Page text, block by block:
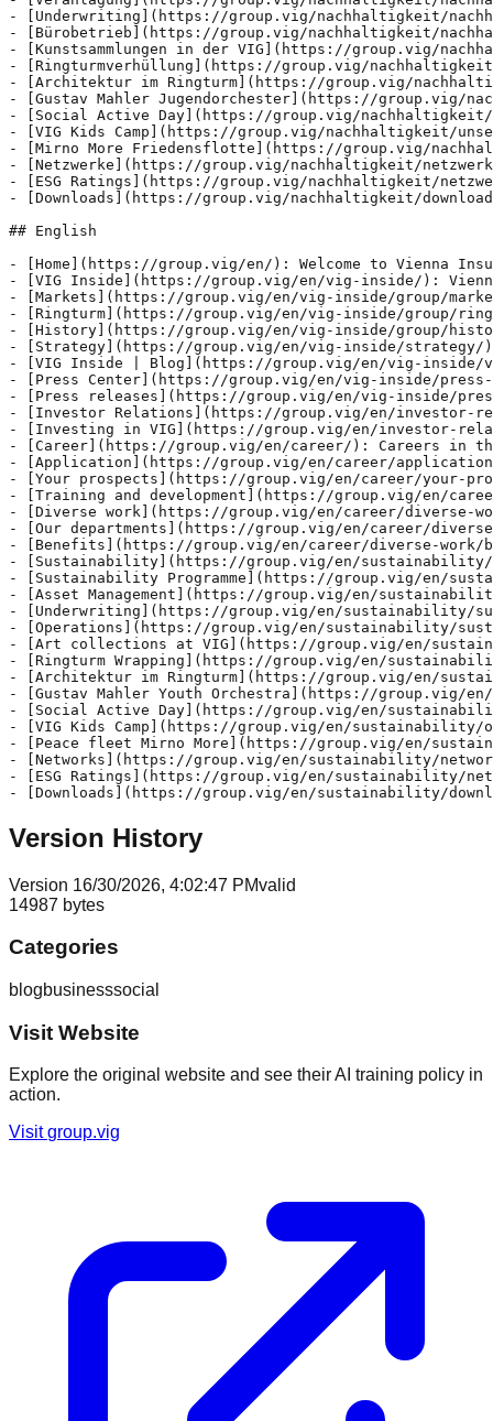
Version History
Version 16/30/2026, 4:02:47 PMvalid
14987 bytes
Categories
blogbusinesssocial
Visit Website
Explore the original website and see their AI training policy in
action.
Visitgroup.vig